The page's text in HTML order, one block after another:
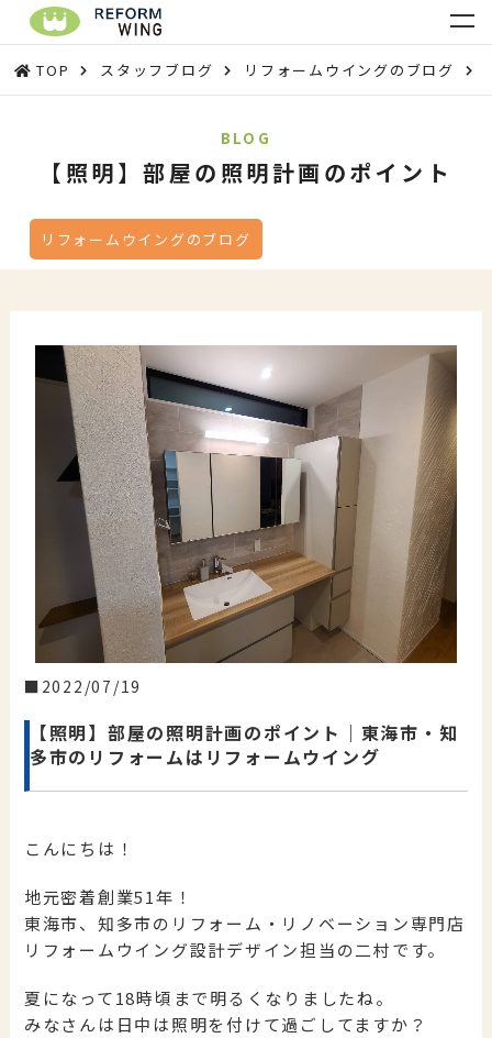
TOP スタッフブログ リフォームウイングのブログ
BLOG
【照明】部屋の照明計画のポイント
リフォームウイングのブログ
2022/07/19
【照明】部屋の照明計画のポイント｜東海市・知
多市のリフォームはリフォームウイング
こんにちは！
地元密着創業51年！
東海市、知多市のリフォーム・リノベーション専門店
リフォームウイング設計デザイン担当の二村です。
夏になって18時頃まで明るくなりましたね。
みなさんは日中は照明を付けて過ごしてますか？